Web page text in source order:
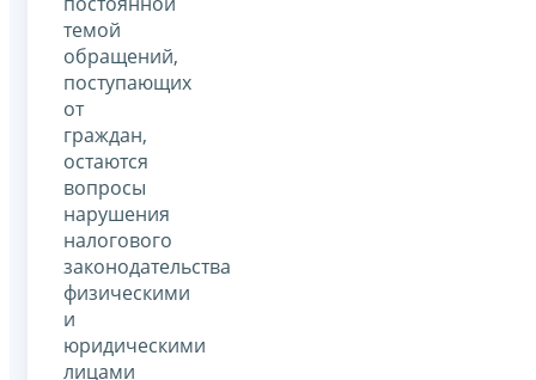
темой
обращений,
поступающих
от
граждан,
остаются
вопросы
нарушения
налогового
законодательства
физическими
и
юридическими
лицами